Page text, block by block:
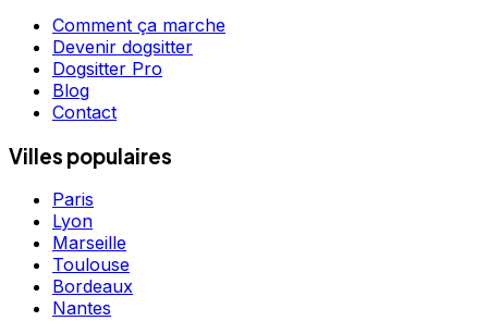
Comment ça marche
Devenir dogsitter
Dogsitter Pro
Blog
Contact
Villes populaires
Paris
Lyon
Marseille
Toulouse
Bordeaux
Nantes